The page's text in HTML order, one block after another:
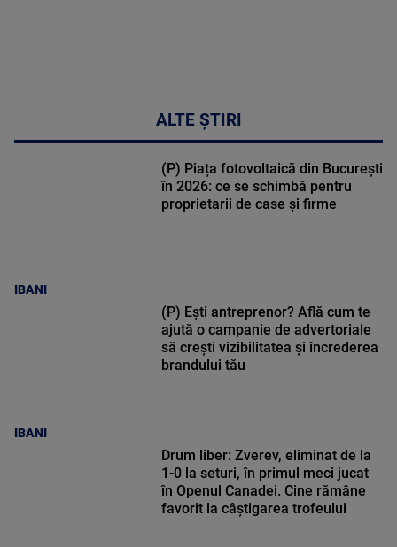
ALTE ȘTIRI
IBANI
(P) Piața fotovoltaică din București
în 2026: ce se schimbă pentru
proprietarii de case și firme
IBANI
(P) Ești antreprenor? Află cum te
ajută o campanie de advertoriale
să crești vizibilitatea și încrederea
brandului tău
Drum liber: Zverev, eliminat de la
1-0 la seturi, în primul meci jucat
în Openul Canadei. Cine rămâne
favorit la câștigarea trofeului